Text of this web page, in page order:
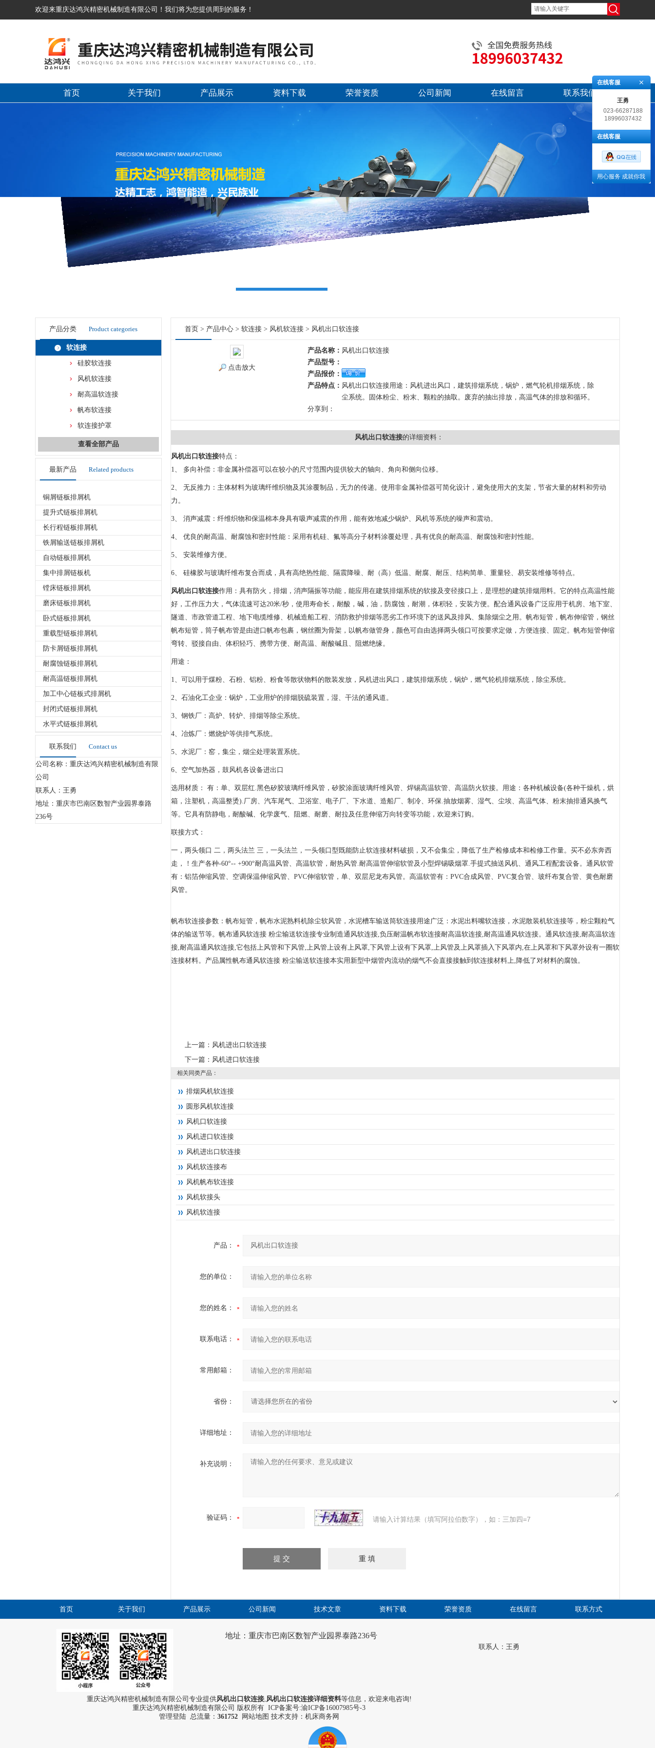
欢迎来重庆达鸿兴精密机械制造有限公司！我们将为您提供周到的服务！
首页 关于我们 产品展示 资料下载 荣誉资质 公司新闻 在线留言 联系我们
产品分类 Product categories
软连接
硅胶软连接
风机软连接
耐高温软连接
帆布软连接
软连接护罩
查看全部产品
最新产品 Related products
铜屑链板排屑机
提升式链板排屑机
长行程链板排屑机
铁屑输送链板排屑机
自动链板排屑机
集中排屑链板机
镗床链板排屑机
磨床链板排屑机
卧式链板排屑机
重载型链板排屑机
防卡屑链板排屑机
耐腐蚀链板排屑机
耐高温链板排屑机
加工中心链板式排屑机
封闭式链板排屑机
水平式链板排屑机
联系我们 Contact us
公司名称：重庆达鸿兴精密机械制造有限
公司
联系人：王勇
地址：重庆市巴南区数智产业园界泰路
236号
首页 > 产品中心 > 软连接 > 风机软连接 > 风机出口软连接
点击放大
产品名称： 风机出口软连接
产品型号：
产品报价：
产品特点： 风机出口软连接用途：风机进出风口，建筑排烟系统，锅炉，燃气轮机排烟系统，除
尘系统。固体粉尘、粉末、颗粒的抽取。废弃的抽出排放，高温气体的排放和循环。
分享到：
风机出口软连接的详细资料：
风机出口软连接特点：
1、 多向补偿：非金属补偿器可以在较小的尺寸范围内提供较大的轴向、角向和侧向位移。
2、 无反推力：主体材料为玻璃纤维织物及其涂覆制品，无力的传递。使用非金属补偿器可简化设计，避免使用大的支架，节省大量的材料和劳动
力。
3、 消声减震：纤维织物和保温棉本身具有吸声减震的作用，能有效地减少锅炉、风机等系统的噪声和震动。
4、 优良的耐高温、耐腐蚀和密封性能：采用有机硅、氟等高分子材料涂覆处理，具有优良的耐高温、耐腐蚀和密封性能。
5、 安装维修方便。
6、 硅橡胶与玻璃纤维布复合而成，具有高绝热性能、隔震降噪、耐（高）低温、耐腐、耐压、结构简单、重量轻、易安装维修等特点。
风机出口软连接作用：具有防火，排烟，消声隔振等功能，能应用在建筑排烟系统的软接及变径接口上，是理想的建筑排烟用料。它的特点高温性能
好，工作压力大，气体流速可达20米/秒，使用寿命长，耐酸，碱，油，防腐蚀，耐潮，体积轻，安装方便。配合通风设备广泛应用于机房、地下室、
隧道、市政管道工程、地下电缆维修、机械造船工程、消防救护排烟等恶劣工作环境下的送风及排风、集除烟尘之用。帆布短管，帆布伸缩管，钢丝
帆布短管，筒子帆布管是由进口帆布包裹，钢丝圈为骨架，以帆布做管身，颜色可自由选择两头领口可按要求定做，方便连接、固定。帆布短管伸缩
弯转、驳接自由、体积轻巧、携带方便、耐高温、耐酸碱且、阻燃绝缘。
用途：
1、可以用于煤粉、石粉、铝粉、粉食等散状物料的散装发放，风机进出风口，建筑排烟系统，锅炉，燃气轮机排烟系统，除尘系统。
2、石油化工企业：锅炉，工业用炉的排烟脱硫装置，湿、干法的通风道。
3、钢铁厂：高炉、转炉、排烟等除尘系统。
4、冶炼厂：燃烧炉等供排气系统。
5、水泥厂：窑，集尘，烟尘处理装置系统。
6、空气加热器，鼓风机各设备进出口
选用材质： 有：单、双层红.黑色矽胶玻璃纤维风管，矽胶涂面玻璃纤维风管、焊锡高温软管、高温防火软接。用途：各种机械设备(各种干燥机，烘
箱，注塑机，高温整烫).厂房、汽车尾气、卫浴室、电子厂、下水道、造船厂、制冷、环保.抽放烟雾、湿气、尘埃、高温气体、粉末抽排通风换气
等。它具有防静电，耐酸碱、化学废气、阻燃、耐磨、耐拉及任意伸缩万向转变等功能，欢迎来订购。
联接方式：
一，两头领口 二，两头法兰 三，一头法兰，一头领口型既能防止软连接材料破损，又不会集尘，降低了生产检修成本和检修工作量。买不必东奔西
走，！生产各种-60°-- +900°耐高温风管、高温软管，耐热风管.耐高温管伸缩软管及小型焊锡吸烟罩.手提式抽送风机、通风工程配套设备。通风软管
有：铝箔伸缩风管、空调保温伸缩风管、PVC伸缩软管，单、双层尼龙布风管。高温软管有：PVC合成风管、PVC复合管、玻纤布复合管、黄色耐磨
风管。
帆布软连接参数：帆布短管，帆布水泥熟料机除尘软风管，水泥槽车输送筒软连接用途广泛：水泥出料嘴软连接，水泥散装机软连接等，粉尘颗粒气
体的输送节等。帆布通风软连接 粉尘输送软连接专业制造通风软连接,负压耐温帆布软连接耐高温软连接,耐高温通风软连接。通风软连接,耐高温软连
接,耐高温通风软连接,它包括上风管和下风管,上风管上设有上风罩,下风管上设有下风罩,上风管及上风罩插入下风罩内,在上风罩和下风罩外设有一圈软
连接材料。产品属性帆布通风软连接 粉尘输送软连接本实用新型中烟管内流动的烟气不会直接接触到软连接材料上,降低了对材料的腐蚀。
上一篇： 风机进出口软连接
下一篇： 风机进口软连接
相关同类产品：
排烟风机软连接
圆形风机软连接
风机口软连接
风机进口软连接
风机进出口软连接
风机软连接布
风机帆布软连接
风机软接头
风机软连接
产品：
您的单位：
您的姓名：
联系电话：
常用邮箱：
省份：
详细地址：
补充说明：
验证码： 请输入计算结果（填写阿拉伯数字），如：三加四=7
首页 关于我们 产品展示 公司新闻 技术文章 资料下载 荣誉资质 在线留言 联系方式
地址：重庆市巴南区数智产业园界泰路236号
联系人：王勇
重庆达鸿兴精密机械制造有限公司专业提供风机出口软连接,风机出口软连接详细资料等信息，欢迎来电咨询!
重庆达鸿兴精密机械制造有限公司 版权所有 ICP备案号:渝ICP备16007985号-3
管理登陆 总流量： 361752 网站地图 技术支持：机床商务网
在线客服
王勇
023-66287188
18996037432
在线客服
用心服务 成就你我